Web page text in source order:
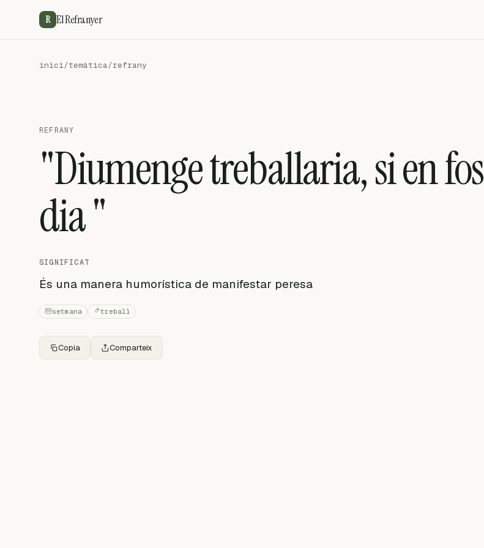
R El Refranyer
inici/temàtica/refrany
REFRANY
"Diumenge treballaria, si en fos
dia "
SIGNIFICAT
És una manera humorística de manifestar peresa
setmana treball
Copia Comparteix